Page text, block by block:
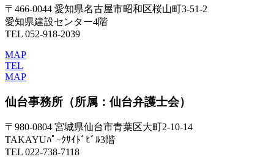
〒466-0044 愛知県名古屋市昭和区桜山町3-51-2
愛知県建設センター4階
TEL 052-918-2039
MAP
TEL
MAP
仙台事務所 （所属：仙台弁護士会）
〒980-0804 宮城県仙台市青葉区大町2-10-14
TAKAYUﾊﾟｰｸｻｲﾄﾞﾋﾞﾙ3階
TEL 022-738-7118